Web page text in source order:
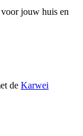
voor jouw huis en
de Karwei